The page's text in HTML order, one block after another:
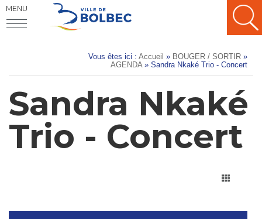
MENU
Vous êtes ici : Accueil » BOUGER / SORTIR »
AGENDA» Sandra Nkaké Trio - Concert
Sandra Nkaké
Trio - Concert